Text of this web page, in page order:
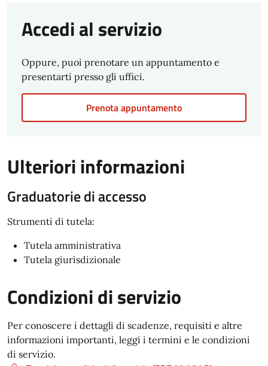
Accedi al servizio
Oppure, puoi prenotare un appuntamento e
presentarti presso gli uffici.
Prenota appuntamento
Ulteriori informazioni
Graduatorie di accesso
Strumenti di tutela:
Tutela amministrativa
Tutela giurisdizionale
Condizioni di servizio
Per conoscere i dettagli di scadenze, requisiti e altre
informazioni importanti, leggi i termini e le condizioni
di servizio.